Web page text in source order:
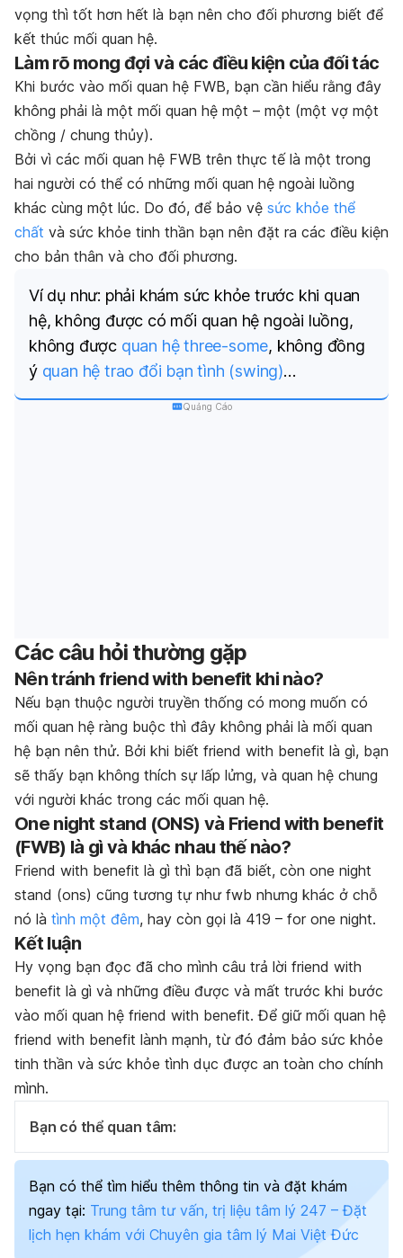
vọng thì tốt hơn hết là bạn nên cho đối phương biết để
kết thúc mối quan hệ.
Làm rõ mong đợi và các điều kiện của đối tác
Khi bước vào mối quan hệ FWB, bạn cần hiểu rằng đây
không phải là một mối quan hệ một – một (một vợ một
chồng / chung thủy).
Bởi vì các mối quan hệ FWB trên thực tế là một trong
hai người có thể có những mối quan hệ ngoài luồng
khác cùng một lúc. Do đó, để bảo vệ sức khỏe thể
chất và sức khỏe tinh thần bạn nên đặt ra các điều kiện
cho bản thân và cho đối phương.
Ví dụ như: phải khám sức khỏe trước khi quan
hệ, không được có mối quan hệ ngoài luồng,
không được quan hệ three-some, không đồng
ý quan hệ trao đổi bạn tình (swing)…
Quảng Cáo
Các câu hỏi thường gặp
Nên tránh friend with benefit khi nào?
Nếu bạn thuộc người truyền thống có mong muốn có
mối quan hệ ràng buộc thì đây không phải là mối quan
hệ bạn nên thử. Bởi khi biết friend with benefit là gì, bạn
sẽ thấy bạn không thích sự lấp lửng, và quan hệ chung
với người khác trong các mối quan hệ.
One night stand (ONS) và Friend with benefit
(FWB) là gì và khác nhau thế nào?
Friend with benefit là gì thì bạn đã biết, còn one night
stand (ons) cũng tương tự như fwb nhưng khác ở chỗ
nó là tình một đêm, hay còn gọi là 419 – for one night.
Kết luận
Hy vọng bạn đọc đã cho mình câu trả lời friend with
benefit là gì và những điều được và mất trước khi bước
vào mối quan hệ friend with benefit. Để giữ mối quan hệ
friend with benefit lành mạnh, từ đó đảm bảo sức khỏe
tinh thần và sức khỏe tình dục được an toàn cho chính
mình.
Bạn có thể quan tâm:
Bạn có thể tìm hiểu thêm thông tin và đặt khám
ngay tại: Trung tâm tư vấn, trị liệu tâm lý 247 – Đặt
lịch hẹn khám với Chuyên gia tâm lý Mai Việt Đức